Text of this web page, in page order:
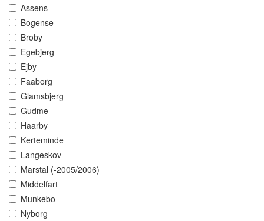
Assens
Bogense
Broby
Egebjerg
Ejby
Faaborg
Glamsbjerg
Gudme
Haarby
Kerteminde
Langeskov
Marstal (-2005/2006)
Middelfart
Munkebo
Nyborg